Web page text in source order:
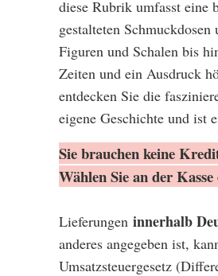
diese Rubrik umfasst eine
gestalteten
Figuren und Schalen bis
Zeiten und ein Ausdruck
entdecken Sie die
eigene Geschichte und ist
Sie brauchen keine
Wählen Sie an der
Lieferungen innerhalb
anderes angegeben ist,
Umsatzsteuergesetz